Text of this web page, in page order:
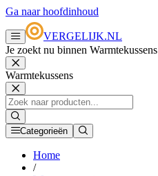
Ga naar hoofdinhoud
VERGELIJK.NL
Je zoekt nu binnen Warmtekussens
Warmtekussens
Categorieën
Home
/